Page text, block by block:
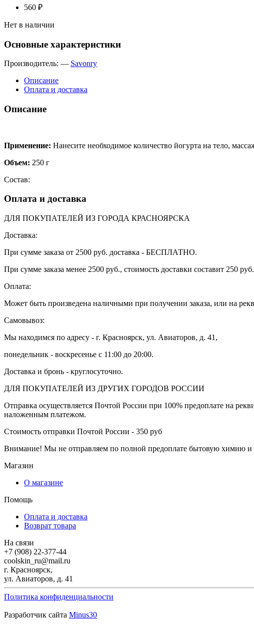
560 ₽
Нет в наличии
Основные характеристики
Производитель: — Savonry
Описание
Оплата и доставка
Описание
Применение: Нанесите необходимое количество йогурта на тело,
Объем: 250 г
Состав:
Оплата и доставка
ДЛЯ ПОКУПАТЕЛЕЙ ИЗ ГОРОДА КРАСНОЯРСКА
Доставка:
При сумме заказа от 2500 руб. доставка - БЕСПЛАТНО.
При сумме заказа менее 2500 руб., стоимость доставки составит 250 руб.
Оплата:
Может быть произведена наличными при получении заказа, или на
Самовывоз:
Мы находимся по адресу - г. Красноярск, ул. Авиаторов, д. 41,
понедельник - воскресенье с 11:00 до 20:00.
Доставка и бронь - круглосуточно.
ДЛЯ ПОКУПАТЕЛЕЙ ИЗ ДРУГИХ ГОРОДОВ РОССИИ
Отправка осуществляется Почтой России при 100% предоплате на
наложенным платежом.
Стоимость отправки Почтой России - 350 руб
Внимание! Мы не отправляем по полной предоплате бытовую химию и
Магазин
О магазине
Помощь
Оплата и доставка
Возврат товара
На связи
+7 (908) 22-377-44
coolskin_ru@mail.ru
г. Красноярск,
ул. Авиаторов, д. 41
Политика конфиденциальности
Разработчик сайта Minus30